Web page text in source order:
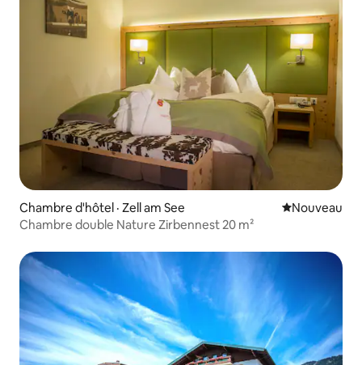
Chambre d'hôtel · Zell am See Nouvel
Nouveau
Chambre double Nature Zirbennest 20 m²